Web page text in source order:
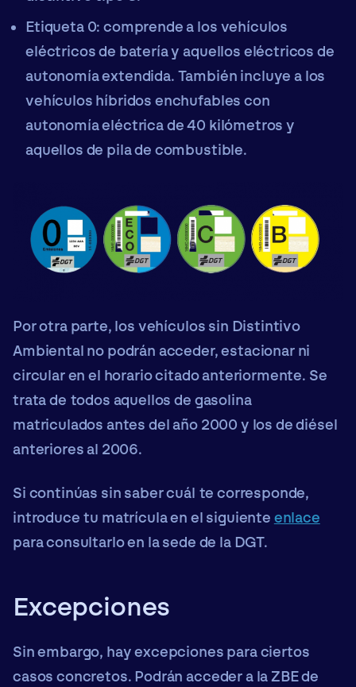
Etiqueta 0: comprende a los vehículos
eléctricos de batería y aquellos eléctricos de
autonomía extendida. También incluye a los
vehículos híbridos enchufables con
autonomía eléctrica de 40 kilómetros y
aquellos de pila de combustible.
Por otra parte, los vehículos sin Distintivo
Ambiental no podrán acceder, estacionar ni
circularen el horario citado anteriormente. Se
trata de todos aquellos de gasolina
matriculados antes del año 2000 y los de diésel
anteriores al 2006.
Si continúas sin saber cuál te corresponde,
introduce tu matrícula en el siguiente enlace
para consultarlo en la sede de la DGT.
Excepciones
Sin embargo, hay excepciones para ciertos
casos concretos. Podrán acceder a la ZBE de